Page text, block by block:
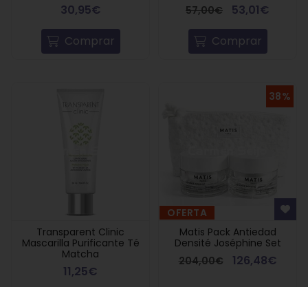
30,95€
Comprar
57,00€
53,01€
Comprar
Transparent Clinic
Mascarilla Purificante Té
Matcha
11,25€
38%
OFERTA
Matis Pack Antiedad
Densité Joséphine Set
204,00€
126,48€